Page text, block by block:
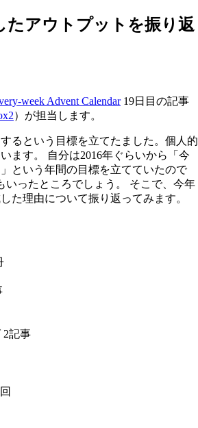
たアウトプットを振り返
week Advent Calendar19日目の記事
）が担当します。
るという目標を立てたました。個人的
ます。 自分は2016年ぐらいから「今
という年間の目標を立てていたので
いったところでしょう。 そこで、今年
た理由について振り返ってみます。
2記事